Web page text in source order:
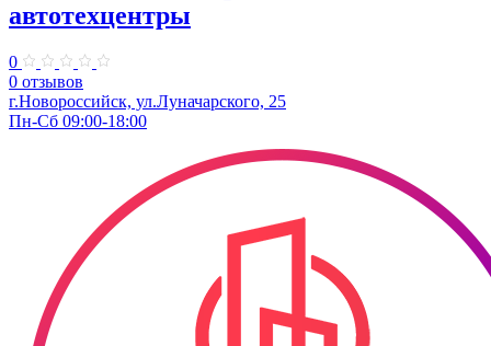
автотехцентры
0
0 отзывов
г.Новороссийск, ул.Луначарского, 25
Пн-Сб 09:00-18:00